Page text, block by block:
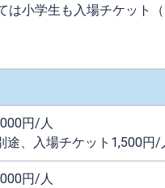
は小学生も入場チケット
円/人
途、入場チケット1,500円/
円/人